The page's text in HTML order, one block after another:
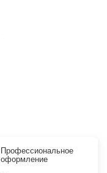
Профессиональное
оформление